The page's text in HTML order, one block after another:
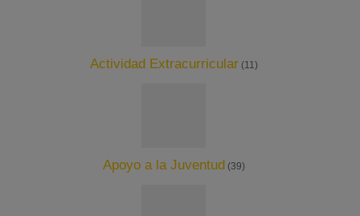
Actividad Extracurricular(11)
Apoyo a la Juventud (39)